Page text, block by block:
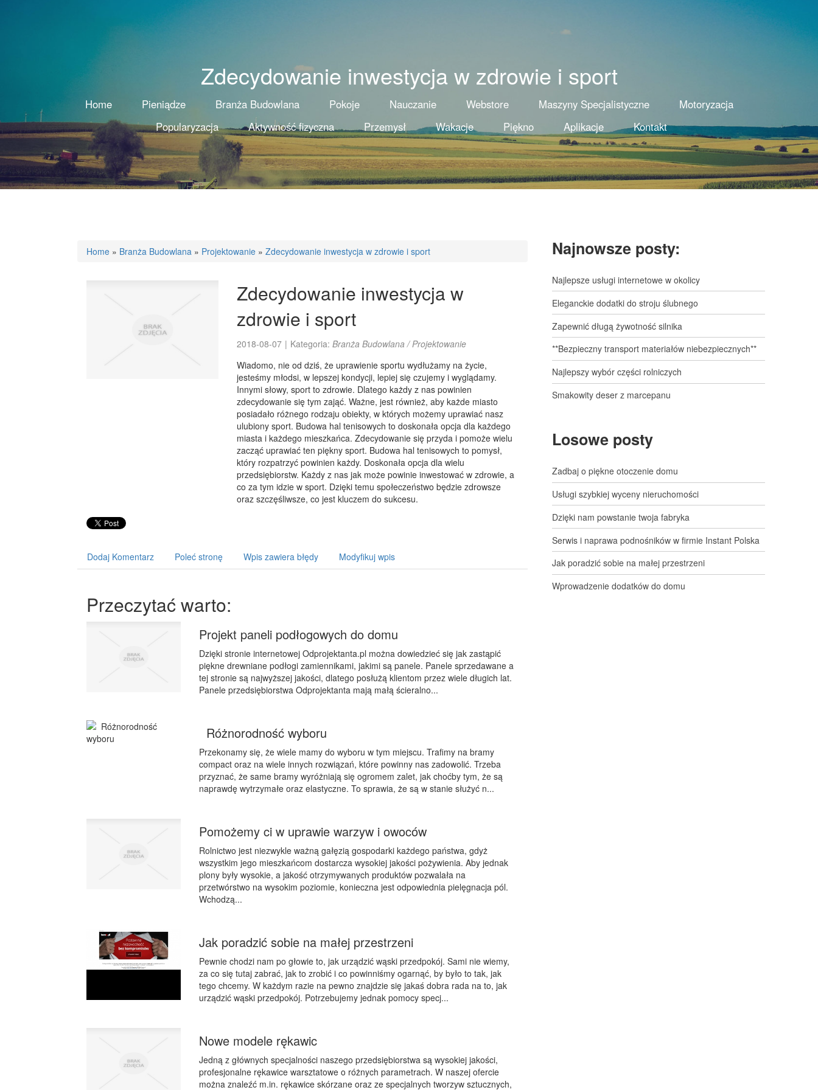
Zdecydowanie inwestycja w zdrowie i sport
Home Pieniądze Branża Budowlana Pokoje Nauczanie Webstore Maszyny Specjalistyczne
Motoryzacja
Popularyzacja
Aktywność fizyczna Przemysł Wakacje Piękno Aplikacje Kontakt
Home » Branża Budowlana » Projektowanie » Zdecydowanie inwestycja w zdrowie i sport
Zdecydowanie inwestycja w
zdrowie i sport
2018-08-07 | Kategoria: Branża Budowlana / Projektowanie
Wiadomo, nie od dziś, że uprawienie sportu wydłużamy na życie,
jesteśmy młodsi, w lepszej kondycji, lepiej się czujemy i wyglądamy.
Innymi słowy, sport to zdrowie. Dlatego każdy z nas powinien
zdecydowanie się tym zająć. Ważne, jest również, aby każde miasto
posiadało różnego rodzaju obiekty, w których możemy uprawiać nasz
ulubiony sport. Budowa hal tenisowych to doskonała opcja dla każdego
miasta i każdego mieszkańca. Zdecydowanie się przyda i pomoże wielu
zacząć uprawiać ten piękny sport. Budowa hal tenisowych to pomysł,
który rozpatrzyć powinien każdy. Doskonała opcja dla wielu
przedsiębiorstw. Każdy z nas jak może powinie inwestować w zdrowie, a
co za tym idzie w sport. Dzięki temu społeczeństwo będzie zdrowsze
oraz szczęśliwsze, co jest kluczem do sukcesu.
Dodaj Komentarz Poleć stronę Wpis zawiera błędy Modyfikuj wpis
Przeczytać warto:
Projekt paneli podłogowych do domu
Dzięki stronie internetowej Odprojektanta.pl można dowiedzieć się jak zastąpić
piękne drewniane podłogi zamiennikami, jakimi są panele. Panele sprzedawane a
tej stronie są najwyższej jakości, dlatego posłużą klientom przez wiele długich lat.
Panele przedsiębiorstwa Odprojektanta mają małą ścieralno...
Różnorodność wyboru
Przekonamy się, że wiele mamy do wyboru w tym miejscu. Trafimy na bramy
compact oraz na wiele innych rozwiązań, które powinny nas zadowolić. Trzeba
przyznać, że same bramy wyróżniają się ogromem zalet, jak choćby tym, że są
naprawdę wytrzymałe oraz elastyczne. To sprawia, że są w stanie służyć n...
Pomożemy ci w uprawie warzyw i owoców
Rolnictwo jest niezwykle ważną gałęzią gospodarki każdego państwa, gdyż
wszystkim jego mieszkańcom dostarcza wysokiej jakości pożywienia. Aby jednak
plony były wysokie, a jakość otrzymywanych produktów pozwalała na
przetwórstwo na wysokim poziomie, konieczna jest odpowiednia pielęgnacja pól.
Wchodzą...
Jak poradzić sobie na małej przestrzeni
Pewnie chodzi nam po głowie to, jak urządzić wąski przedpokój. Sami nie wiemy,
za co się tutaj zabrać, jak to zrobić i co powinniśmy ogarnąć, by było to tak, jak
tego chcemy. W każdym razie na pewno znajdzie się jakaś dobra rada na to, jak
urządzić wąski przedpokój. Potrzebujemy jednak pomocy specj...
Nowe modele rękawic
Jedną z głównych specjalności naszego przedsiębiorstwa są wysokiej jakości,
profesjonalne rękawice warsztatowe o różnych parametrach. W naszej ofercie
można znaleźć m.in. rękawice skórzane oraz ze specjalnych tworzyw sztucznych,
Najnowsze posty:
Najlepsze usługi internetowe w okolicy
Eleganckie dodatki do stroju ślubnego
Zapewnić długą żywotność silnika
**Bezpieczny transport materiałów niebezpiecznych**
Najlepszy wybór części rolniczych
Smakowity deser z marcepanu
Losowe posty
Zadbaj o piękne otoczenie domu
Usługi szybkiej wyceny nieruchomości
Dzięki nam powstanie twoja fabryka
Serwis i naprawa podnośników w firmie Instant Polska
Jak poradzić sobie na małej przestrzeni
Wprowadzenie dodatków do domu